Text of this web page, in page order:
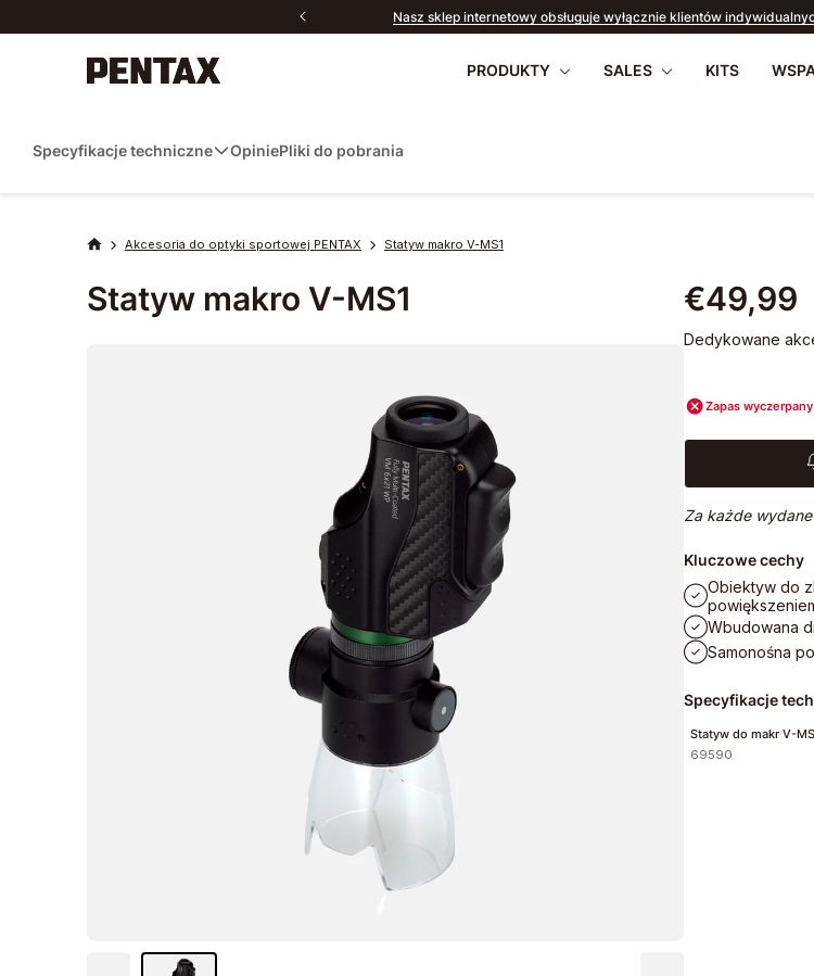
Nasz sklep internetowy obsługuje wyłącznie klientów
PRODUKTY
Aparaty
Akcesoria
Optyka sportowa
SALES
2026
KITS
nami
Specyfikacje techniczne OpiniePliki do pobrania
Akcesoria do optyki sportowej PENTAX Statyw makro V-MS1
Statyw makro V-MS1 €49,99
Dedykowane
Zapas wyczerpany
Za każde
Kluczowe cechy
Obiektyw do
Wbudowana
Samonośna
Specyfikacje
Statyw do makr V-
69590